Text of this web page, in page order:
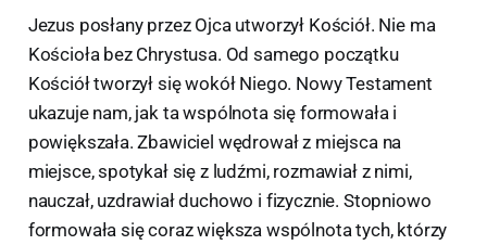
Jezus posłany przez Ojca utworzył Kościół. Nie ma
Kościoła bez Chrystusa. Od samego początku
Kościół tworzył się wokół Niego. Nowy Testament
ukazuje nam, jak ta wspólnota się formowała i
powiększała. Zbawiciel wędrował z miejsca na
miejsce, spotykał się z ludźmi, rozmawiał z nimi,
nauczał, uzdrawiał duchowo i fizycznie. Stopniowo
formowała się coraz większa wspólnota tych, którzy